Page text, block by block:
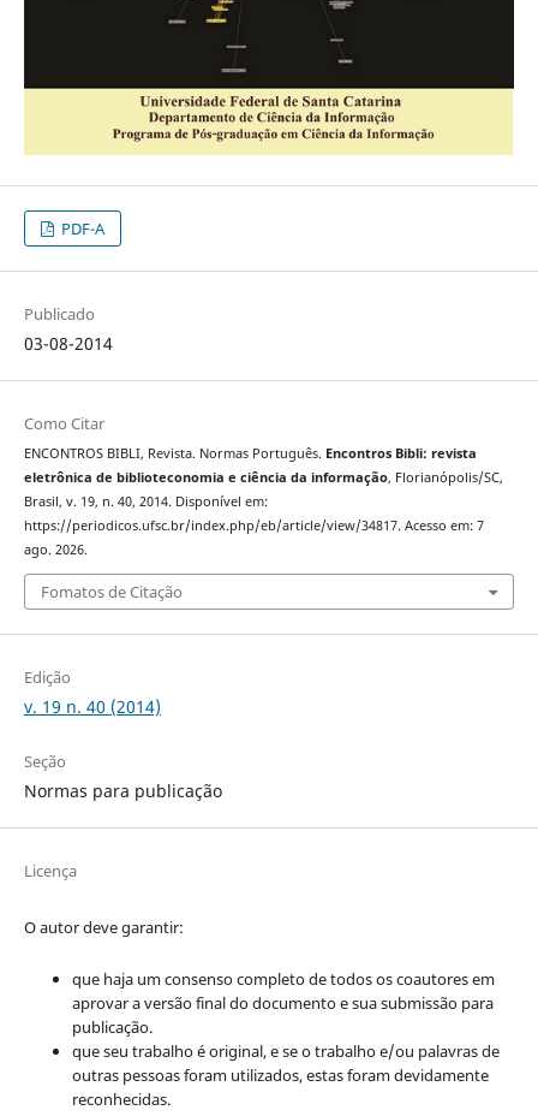
PDF-A
Publicado
03-08-2014
Como Citar
ENCONTROS BIBLI, Revista. Normas Português. Encontros Bibli: revista
eletrônica de biblioteconomia e ciência da informação, Florianópolis/SC,
Brasil, v. 19, n. 40, 2014. Disponível em:
https://periodicos.ufsc.br/index.php/eb/article/view/34817. Acesso em: 7
ago. 2026.
Fomatos de Citação
Edição
v. 19 n. 40 (2014)
Seção
Normas para publicação
Licença
O autor deve garantir:
que haja um consenso completo de todos os coautores em
aprovar a versão final do documento e sua submissão para
publicação.
que seu trabalho é original, e se o trabalho e/ou palavras de
outras pessoas foram utilizados, estas foram devidamente
reconhecidas.